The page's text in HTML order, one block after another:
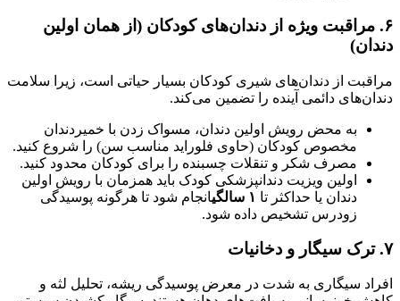
۶. مراقبت ویژه از دندان‌های کودکان (از همان اولین
دندان)
مراقبت از دندان‌های شیری کودکان بسیار حیاتی است، زیرا سلامت
دندان‌های دائمی آینده را تضمین می‌کند.
به محض رویش اولین دندان، مسواک زدن با خمیردندان
مخصوص کودکان (حاوی فلوراید مناسب سن) را شروع کنید.
مصرف شکر و تنقلات چسبنده را برای کودکان محدود کنید.
اولین ویزیت دندانپزشکی کودک باید همزمان با رویش اولین
دندان یا حداکثر تا ۱ سالگیانجام شود تا هرگونه پوسیدگی
زودرس تشخیص داده شود.
۷.ترک سیگار و دخانیات
افراد سیگاری به شدت در معرض پوسیدگی ریشه، تحلیل لثه و